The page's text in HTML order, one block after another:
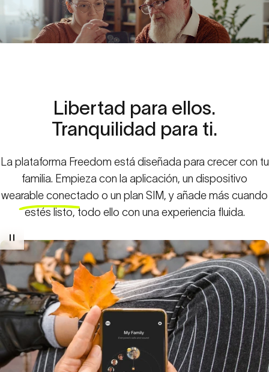
a la Plataforma Freedom
Spacetalk está diseñado para apoyar a tu familia en
todas las etapas del crecimiento de
Un espacio sencillo.
Libertad para ellos.
Tranquilidad para ti.
La plataforma Freedom está diseñada para crecer con tu
familia. Empieza con la aplicación, un dispositivo
wearable conectado o un plan SIM, y añade más cuando
estés listo, todo ello con una experiencia fluida.